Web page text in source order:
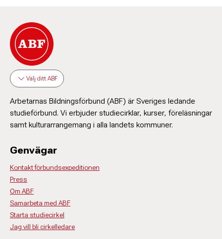
Välj ditt ABF
Arbetarnas Bildningsförbund (ABF) är Sveriges ledande
studieförbund. Vi erbjuder studiecirklar, kurser, föreläsningar
samt kulturarrangemang i alla landets kommuner.
Genvägar
Kontakt förbundsexpeditionen
Press
Om ABF
Samarbeta med ABF
Starta studiecirkel
Jag vill bli cirkelledare